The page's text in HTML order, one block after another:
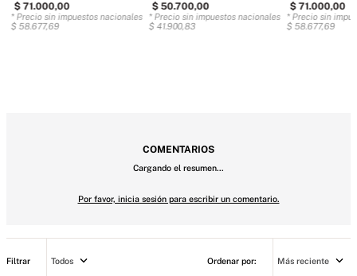
$ 71.000,00
* Precio sin impuestos nacionales
$ 58.677,69
$ 50.700,00
* Precio sin impuestos nacionales
$ 41.900,83
$ 71.000,00
* Precio sin
$ 58.677,69
COMENTARIOS
Cargando el resumen…
Por favor, inicia sesión para escribir un comentario.
Más reciente
Todos